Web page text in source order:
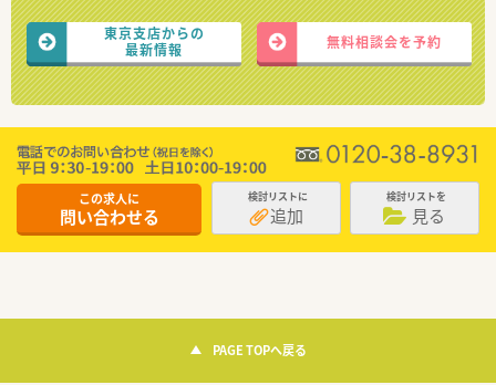
東京支店からの
最新情報
無料相談会を予約
この求人に
問い合わせる
検討リストに
追加
検討リストを
見る
PAGE TOPへ戻る